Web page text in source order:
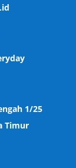
1/25
Timur